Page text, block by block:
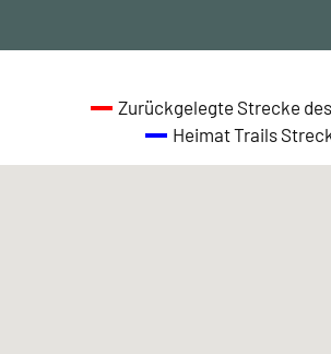
Zurückgelegte Strecke
Heimat Trails